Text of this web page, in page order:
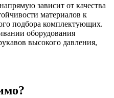
зависит от качества
материалов к
подбора комплектующих.
оборудования
высокого давления,